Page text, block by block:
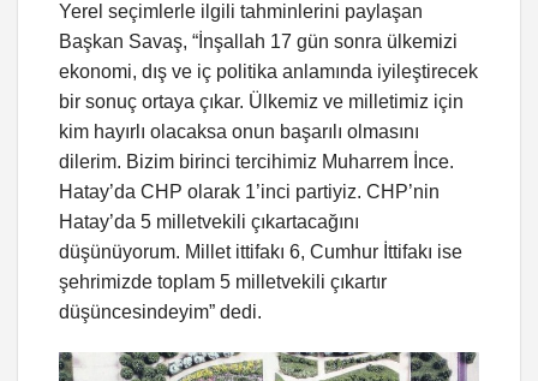
Yerel seçimlerle ilgili tahminlerini paylaşan
Başkan Savaş, “İnşallah 17 gün sonra ülkemizi
ekonomi, dış ve iç politika anlamında iyileştirecek
bir sonuç ortaya çıkar. Ülkemiz ve milletimiz için
kim hayırlı olacaksa onun başarılı olmasını
dilerim. Bizim birinci tercihimiz Muharrem İnce.
Hatay’da CHP olarak 1’inci partiyiz. CHP’nin
Hatay’da 5 milletvekili çıkartacağını
düşünüyorum. Millet ittifakı 6, Cumhur İttifakı ise
şehrimizde toplam 5 milletvekili çıkartır
düşüncesindeyim” dedi.